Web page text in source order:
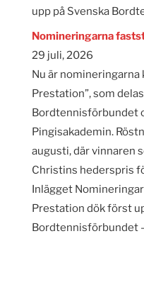
upp på Svenska
Nomineringarna
29 juli, 2026
Nu är
Prestation”, som
Bordtennisförbundet
Pingisakademin.
augusti, där vinnaren
Christins hederspris
Inlägget
Prestation dök först
Bordtennisförbundet